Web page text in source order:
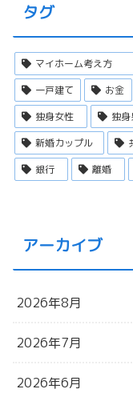
タグ
マイホーム考え方
一戸建て
お金
独身女性
独
新婚カップル
銀行
離婚
アーカイブ
2026年8月
2026年7月
2026年6月